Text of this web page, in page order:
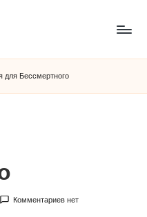
для Бессмертного
Комментариев нет